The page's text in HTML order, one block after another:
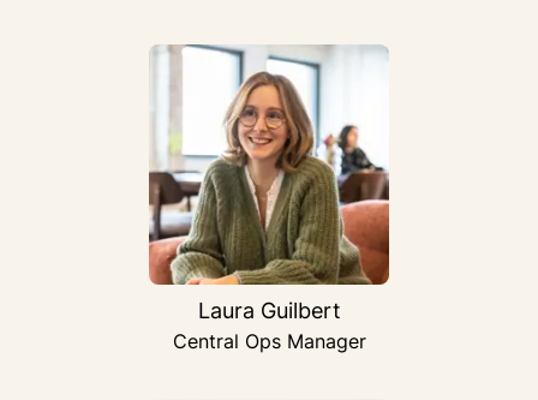
Laura Guilbert
Central Ops Manager